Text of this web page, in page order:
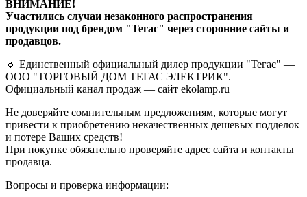
ВНИМАНИЕ!
Участились случаи незаконного распространения
продукции под брендом "Тегас" через сторонние сайты и
продавцов.
🔹 Единственный официальный дилер продукции "Тегас" —
ООО "ТОРГОВЫЙ ДОМ ТЕГАС ЭЛЕКТРИК".
Официальный канал продаж — сайт ekolamp.ru
Не доверяйте сомнительным предложениям, которые могут
привести к приобретению некачественных дешевых подделок
и потере Ваших средств!
При покупке обязательно проверяйте адрес сайта и контакты
продавца.
Вопросы и проверка информации: